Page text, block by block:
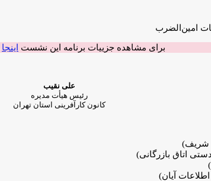
برای مشاهده جزییات برنامه این نشست اینجا
علی نقیب
رئیس هیأت مدیره
کانون کارآفرینی استان تهران
شریف)
اتاق بازرگانی)
آیان)